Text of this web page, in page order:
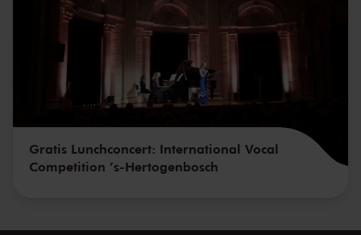
Gratis Lunchconcert: International Vocal
Competition ’s-Hertogenbosch